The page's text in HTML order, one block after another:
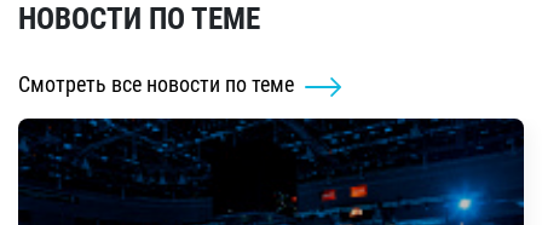
НОВОСТИ ПО ТЕМЕ
Смотреть все новости по теме